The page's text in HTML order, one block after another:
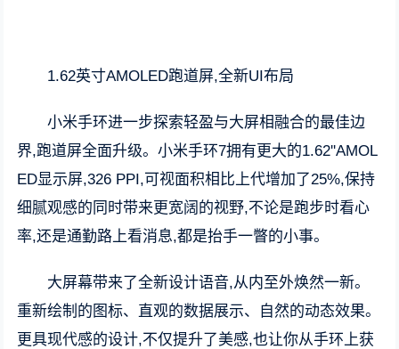
1.62英寸AMOLED跑道屏,全新UI布局
小米手环进一步探索轻盈与大屏相融合的最佳边
界,跑道屏全面升级。小米手环7拥有更大的1.62''AMOL
ED显示屏,326 PPI,可视面积相比上代增加了25%,保持
细腻观感的同时带来更宽阔的视野,不论是跑步时看心
率,还是通勤路上看消息,都是抬手一瞥的小事。
大屏幕带来了全新设计语音,从内至外焕然一新。
重新绘制的图标、直观的数据展示、自然的动态效果。
更具现代感的设计,不仅提升了美感,也让你从手环上获